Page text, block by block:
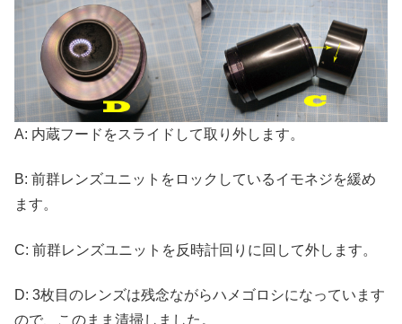
A: 内蔵フードをスライドして取り外します。
B: 前群レンズユニットをロックしているイモネジを緩め
ます。
C: 前群レンズユニットを反時計回りに回して外します。
D: 3枚目のレンズは残念ながらハメゴロシになっています
ので、このまま清掃しました。